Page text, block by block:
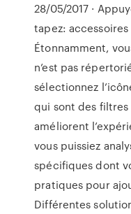
28/05/2017 ·
tapez:
Étonnamment,
n’est pas
sélectionnez
qui sont des
améliorent
vous puissiez
spécifiques dont
pratiques pour
Différentes